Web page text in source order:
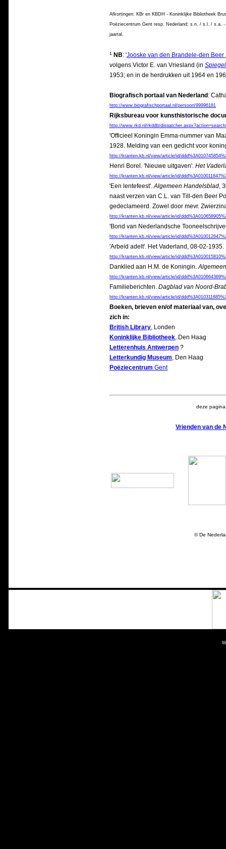
Afkortingen: KBr en KBDH - Koninklijke Bibliotheek
Poëziecentrum Gent resp. Nederland; s.n. / s.l. / s.a.
jaartal.
¹ NB: 'Jooske van den Brandele-den Beer
volgens Victor E. van Vriesland (in
1953; en in de herdrukken uit 1964 en
Biografisch portaal van Nederland :
http://www.biografischportaal.nl/persoon/99996181
Rijksbureau voor kunsthistorische
http://www.rkd.nl/rkddb/
'Officieel Koningin Emma-nummer van
1928. Melding van een gedicht voor
http://kranten.kb.nl/view/article/id/
Henri Borel. 'Nieuwe uitgaven'. Het
http://kranten.kb.nl/view/article/id/
'Een lentefeest'.Algemeen Handelsblad,
naast verzen van C.L. van Till-den Beer
gedeclameerd. Zowel door mevr.
http://kranten.kb.nl/view/article/id/
'Bond van Nederlandsche
http://kranten.kb.nl/view/article/id/
'Arbeid adelt'. Het Vaderland, 08-02-1935.
http://kranten.kb.nl/view/article/id/
Danklied aan H.M. de Koningin.
http://kranten.kb.nl/view/article/id/
Familieberichten. Dagblad van Noord-
http://kranten.kb.nl/view/article/id/
Boeken, brieven en/of materiaal van,
zich in:
British Library, Londen
Koninklijke Bibliotheek, Den Haag
Letterenhuis Antwerpen ?
Letterkundig Museum, Den Haag
Poëziecentrum Gent
deze
Vrienden van de
© De